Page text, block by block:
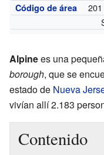
Código de área
201
Alpinees una
borough, que se
estado de Nueva
vivían allí 2.183
Contenido